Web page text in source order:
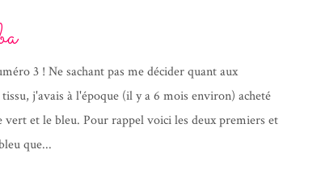
3 ! Ne sachant pas me décider quant aux
j'avais à l'époque (il y a 6 mois environ) acheté
vert et le bleu. Pour rappel voici les deux premiers et
que...